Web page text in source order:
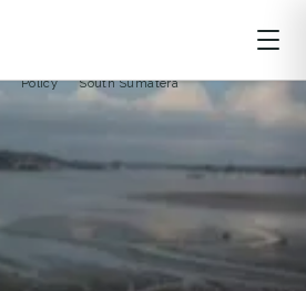
Policy South Sumatera